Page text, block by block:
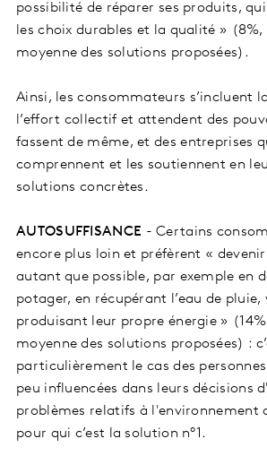
possibilité de réparer ses produits,
les choix durables et la qualité » (8%,
moyenne des solutions proposées).
Ainsi, les consommateurs s’incluent
l’effort collectif et attendent des
fassent de même, et des entreprises
comprennent et les soutiennent en
solutions concrètes.
AUTOSUFFISANCE - Certains
encore plus loin et préfèrent «
autant que possible, par exemple en
potager, en récupérant l’eau de pluie,
produisant leur propre énergie »
moyenne des solutions proposées) :
particulièrement le cas des
peu influencées dans leurs décisions
problèmes relatifs à l'environnement
pour qui c’est la solution n°1.